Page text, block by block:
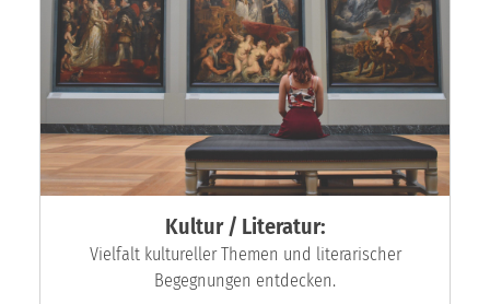
Kultur / Literatur:
Vielfalt kultureller Themen und literarischer
Begegnungen entdecken.